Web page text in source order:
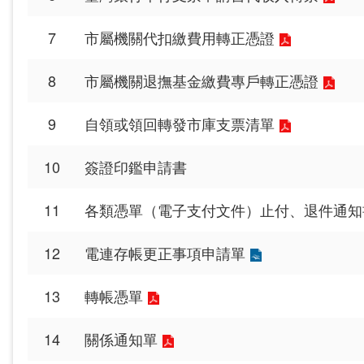
7 市屬機關代扣繳費用轉正憑證
8 市屬機關退撫基金繳費專戶轉正憑證
9 自領或領回轉發市庫支票清單
10 簽證印鑑申請書
11 各類憑單（電子支付文件）止付、退件通
12 電連存帳更正事項申請單
13 轉帳憑單
14 關係通知單